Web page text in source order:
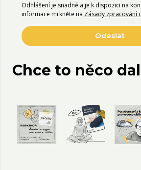
Odhlášení je snadné a je k dispozici na
informace mrkněte na Zásady zpracování
Odeslat
Chce to něco